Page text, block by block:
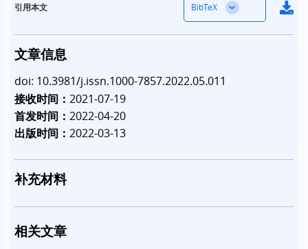
引用本文 BibTeX
文章信息
doi: 10.3981/j.issn.1000-7857.2022.05.011
接收时间：2021-07-19
首发时间：2022-04-20
出版时间：2022-03-13
补充材料
相关文章